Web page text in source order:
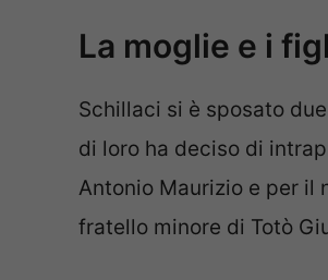
La moglie e i
Schillaci si è sposato
di loro ha deciso di
Antonio Maurizio e per il
fratello minore di Totò